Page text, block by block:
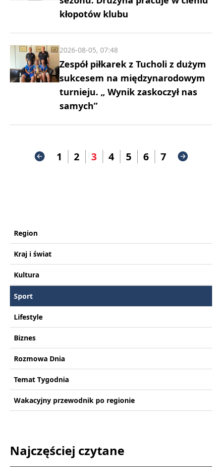
kłopotów klubu
Zespół piłkarek z Tucholi z dużym
sukcesem na międzynarodowym
turnieju. „ Wynik zaskoczył nas
samych”
2026-08-05, 07:48
1 2 3 4 5 6 7
Region
Kraj i świat
Kultura
Sport
Lifestyle
Biznes
Rozmowa Dnia
Temat Tygodnia
Wakacyjny przewodnik po regionie
Najczęściej czytane